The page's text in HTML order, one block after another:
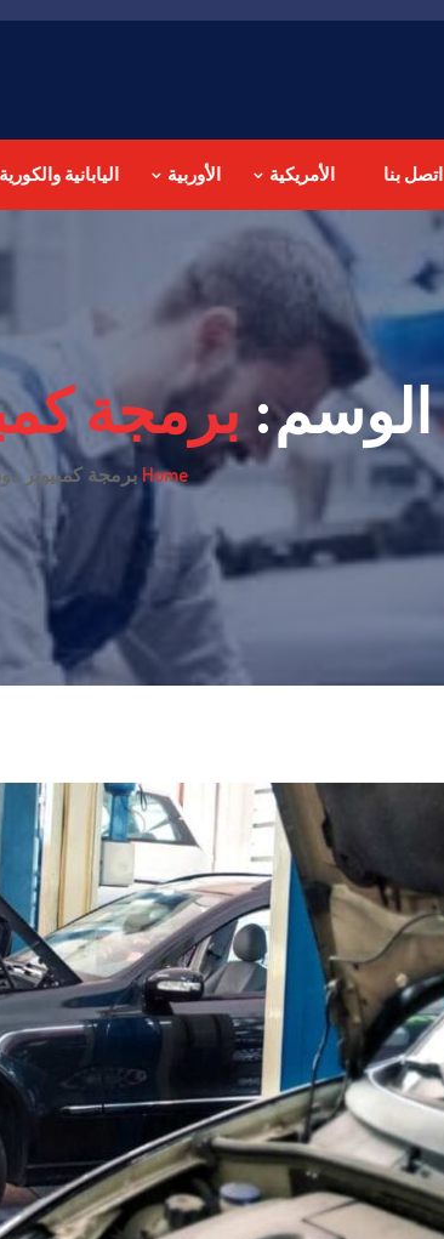
اتصل بنا الأمريكية الأوربية اليابانية والكورية
الوسم:برمجة
Home برمجة كمبيوتر